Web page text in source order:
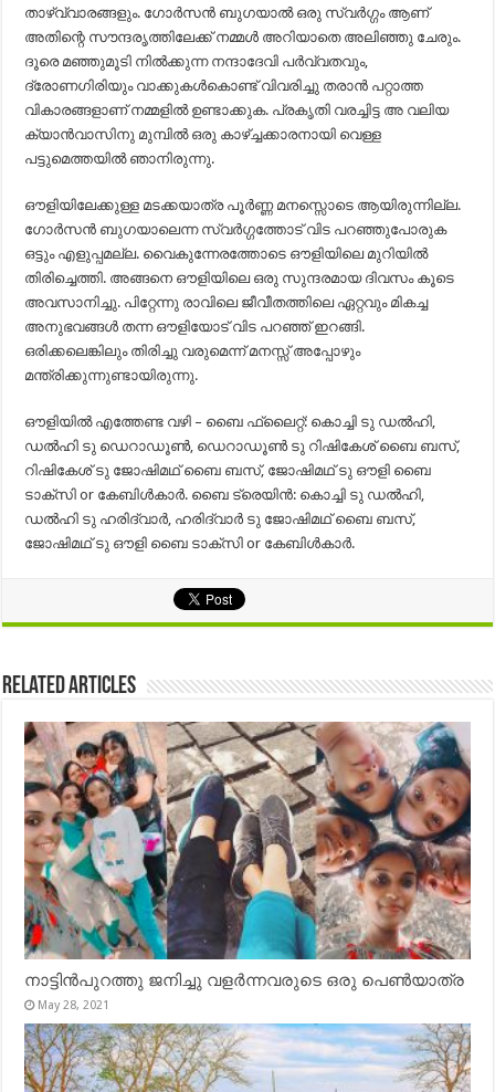
താഴ്വ്വാരങ്ങളും. ഗോർസൻ ബുഗയാൽ ഒരു സ്വർഗ്ഗം ആണ്
അതിന്റെ സൗന്ദരൃത്തിലേക്ക് നമ്മൾ അറിയാതെ അലിഞ്ഞു ചേരും.
ദൂരെ മഞ്ഞുമൂടി നിൽക്കുന്ന നന്ദാദേവി പർവ്വതവും,
ദ്രോണഗിരിയും വാക്കുകൾകൊണ്ട് വിവരിച്ചു തരാൻ പറ്റാത്ത
വികാരങ്ങളാണ് നമ്മളിൽ ഉണ്ടാക്കുക. പ്രകൃതി വരച്ചിട്ട അ വലിയ
ക്യാൻവാസിനു മുമ്പിൽ ഒരു കാഴ്ച്ചക്കാരനായി വെള്ള
പട്ടുമെത്തയിൽ ഞാനിരുന്നു.
ഔളിയിലേക്കുള്ള മടക്കയാത്ര പൂർണ്ണ മനസ്സൊടെ ആയിരുന്നില്ല.
ഗോർസൻ ബുഗയാലെന്ന സ്വർഗ്ഗത്തോട് വിട പറഞ്ഞുപോരുക
ഒട്ടും എളുപ്പമല്ല. വൈകുന്നേരത്തോടെ ഔളിയിലെ മുറിയിൽ
തിരിച്ചെത്തി. അങ്ങനെ ഔളിയിലെ ഒരു സുന്ദരമായ ദിവസം കൂടെ
അവസാനിച്ചു. പിറ്റേന്നു രാവിലെ ജീവീതത്തിലെ ഏറ്റവും മികച്ച
അനുഭവങ്ങൾ തന്ന ഔളിയോട് വിട പറഞ്ഞ് ഇറങ്ങി.
ഒരിക്കലെങ്കിലും തിരിച്ചു വരുമെന്ന് മനസ്സ് അപ്പോഴും
മന്ത്രിക്കുന്നുണ്ടായിരുന്നു.
ഔളിയിൽ എത്തേണ്ട വഴി – ബൈ ഫ്ലൈറ്റ്: കൊച്ചി ടു ഡൽഹി,
ഡൽഹി ടു ഡെറാഡൂൺ, ഡെറാഡൂൺ ടു റിഷികേശ് ബൈ ബസ്,
റിഷികേശ് ടു ജോഷിമഥ് ബൈ ബസ്, ജോഷിമഥ് ടു ഔളി ബൈ
ടാക്സി or കേബിൾകാർ. ബൈ ട്രെയിൻ: കൊച്ചി ടു ഡൽഹി,
ഡൽഹി ടു ഹരിദ്വാർ, ഹരിദ്വാർ ടു ജോഷിമഥ് ബൈ ബസ്,
ജോഷിമഥ് ടു ഔളി ബൈ ടാക്സി or കേബിൾകാർ.
Related Articles
നാട്ടിൻപുറത്തു ജനിച്ചു വളർന്നവരുടെ ഒരു പെൺയാത്ര
May 28, 2021